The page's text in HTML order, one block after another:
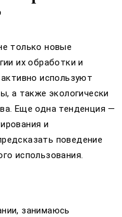
только новые
их обработки и
используют
а также экологически
Еще одна тенденция —
и
поведение
использования.
занимаюсь